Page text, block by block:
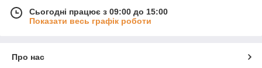
Сьогодні працює з 09:00 до 15:00
Показати весь графік роботи
Про нас